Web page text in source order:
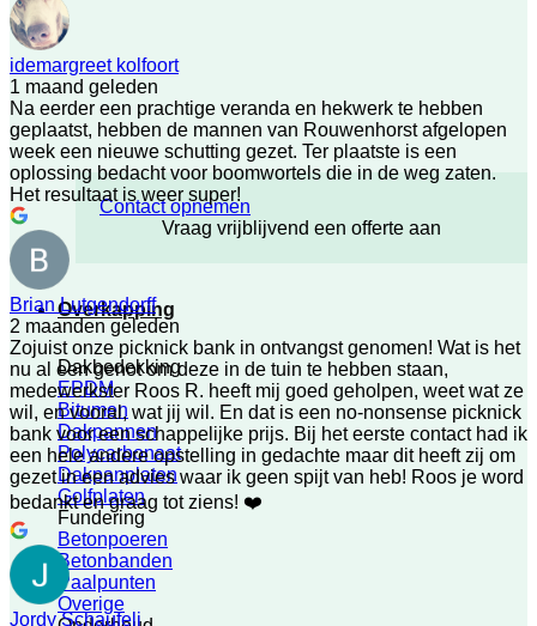
Contact opnemen
Vraag vrijblijvend een offerte aan
Overkapping
Dakbedekking
EPDM
Bitumen
Dakpannen
Polycarbonaat
Dakpanplaten
Golfplaten
Fundering
Betonpoeren
Betonbanden
Paalpunten
Overige
idemargreet kolfoort
1 maand geleden
Na eerder een prachtige veranda en hekwerk te hebben
geplaatst, hebben de mannen van Rouwenhorst afgelopen
week een nieuwe schutting gezet. Ter plaatste is een
oplossing bedacht voor boomwortels die in de weg zaten.
Het resultaat is weer super!
Brian Lutgendorff
2 maanden geleden
Zojuist onze picknick bank in ontvangst genomen! Wat is het
nu al een genot om deze in de tuin te hebben staan,
medewerkster Roos R. heeft mij goed geholpen, weet wat ze
wil, en vooral, wat jij wil. En dat is een no-nonsense picknick
bank voor een schappelijke prijs. Bij het eerste contact had ik
een hele andere opstelling in gedachte maar dit heeft zij om
gezet in een advies waar ik geen spijt van heb! Roos je word
bedankt en graag tot ziens! ❤️
Jordy Schaufeli